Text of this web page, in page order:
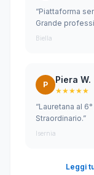
“Piattaforma
Grande
Biella
P Piera W.
★★★★★
“Lauretana al
Straordinario.”
Isernia
Leggi